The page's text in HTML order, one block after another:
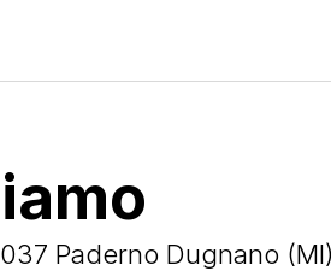
Paderno Dugnano (MI)